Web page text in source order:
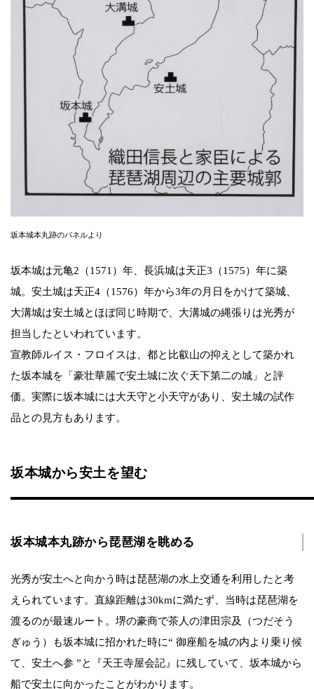
坂本城本丸跡のパネルより
坂本城は元亀2（1571）年、長浜城は天正3（1575）年に築
城。安土城は天正4（1576）年から3年の月日をかけて築城、
大溝城は安土城とほぼ同じ時期で、大溝城の縄張りは光秀が
担当したといわれています。
宣教師ルイス・フロイスは、都と比叡山の抑えとして築かれ
た坂本城を「豪壮華麗で安土城に次ぐ天下第二の城」と評
価。実際に坂本城には大天守と小天守があり、安土城の試作
品との見方もあります。
坂本城から安土を望む
坂本城本丸跡から琵琶湖を眺める
光秀が安土へと向かう時は琵琶湖の水上交通を利用したと考
えられています。直線距離は30kmに満たず、当時は琵琶湖を
渡るのが最速ルート。堺の豪商で茶人の津田宗及（つだそう
ぎゅう）も坂本城に招かれた時に“ 御座船を城の内より乗り候
て、安土へ参 ”と『天王寺屋会記』に残していて、坂本城から
船で安土に向かったことがわかります。